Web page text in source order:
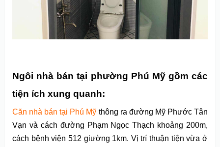
Ngôi nhà bán tại phường Phú Mỹ gồm các
tiện ích xung quanh:
Căn nhà bán tại Phú Mỹ thông ra đường Mỹ Phước Tân
Vạn và cách đường Phạm Ngọc Thạch khoảng 200m,
cách bệnh viện 512 giường 1km. Vị trí thuận tiện vừa ở